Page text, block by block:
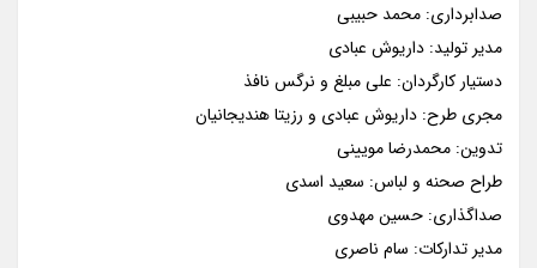
صدابرداری: محمد حبیبی
مدیر تولید: داریوش عبادی
دستیار کارگردان: علی مبلغ و نرگس نافذ
مجری طرح: داریوش عبادی و رزیتا هندیجانیان
تدوین: محمدرضا مویینی
طراح صحنه و لباس: سعید اسدی
صداگذاری: حسین مهدوی
مدیر تدارکات: سام ناصری